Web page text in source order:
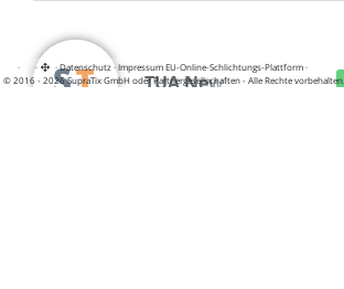
TUA News
· · ·Datenschutz·Impressum EU-Online-Schlichtungs-Plattform·
© 2016 - 2026 SupraTix GmbH oder Partnergesellschaften - Alle Rechte vorbehalten.